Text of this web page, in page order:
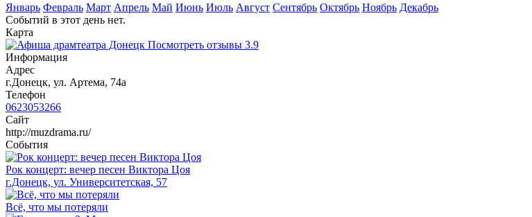
Январь Февраль Март Апрель Май Июнь Июль Август Сентябрь Октябрь Ноябрь Декабрь
Событий в этот день нет.
Карта
Посмотреть отзывы 3.9
Информация
Адрес
г.Донецк, ул. Артема, 74а
Телефон
0623053266
Сайт
http://muzdrama.ru/
События
Рок концерт: вечер песен Виктора Цоя
г.Донецк, ул. Университетская, 57
Всё, что мы потеряли